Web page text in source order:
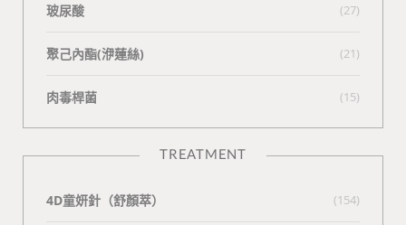
玻尿酸 (27)
聚己內酯(洢蓮絲) (21)
肉毒桿菌 (15)
TREATMENT
4D童妍針（舒顏萃） (154)